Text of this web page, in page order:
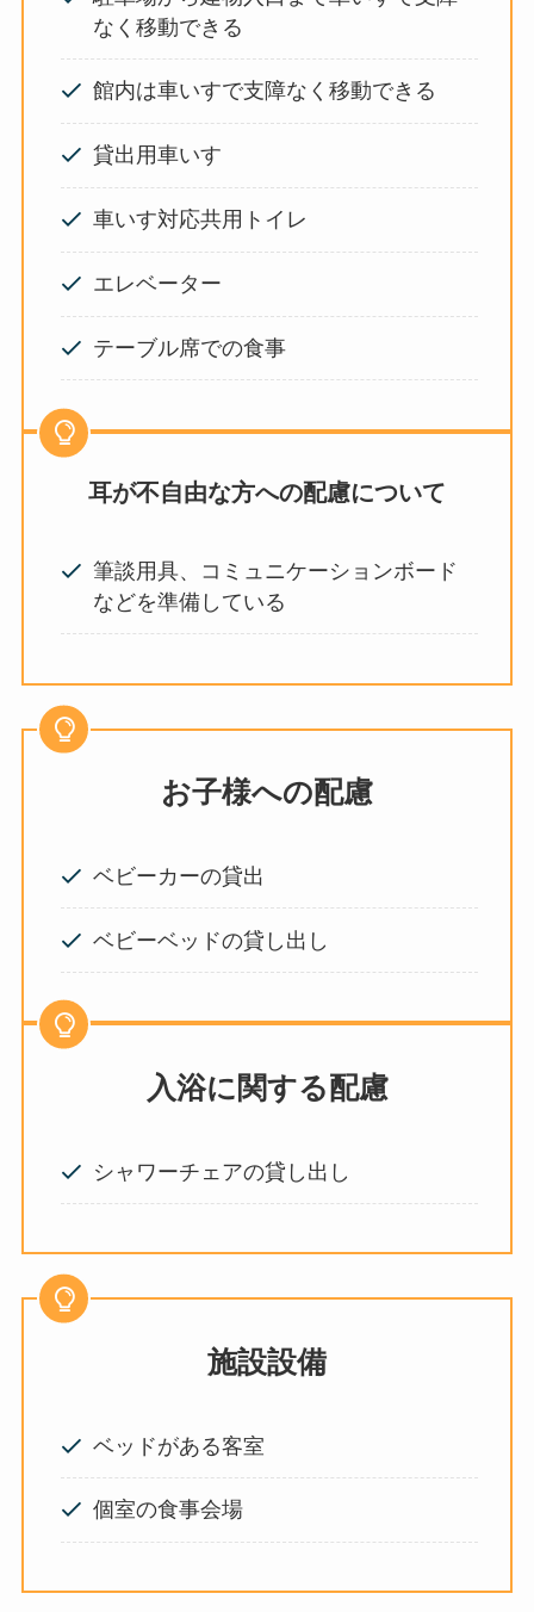
なく移動できる
館内は車いすで支障なく移動できる
貸出用車いす
車いす対応共用トイレ
エレベーター
テーブル席での食事
耳が不自由な方への配慮について
筆談用具、コミュニケーションボード
などを準備している
お子様への配慮
ベビーカーの貸出
ベビーベッドの貸し出し
入浴に関する配慮
シャワーチェアの貸し出し
施設設備
ベッドがある客室
個室の食事会場